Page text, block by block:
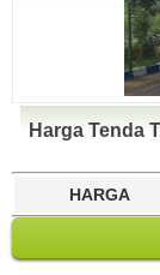
Harga Tenda
HARGA